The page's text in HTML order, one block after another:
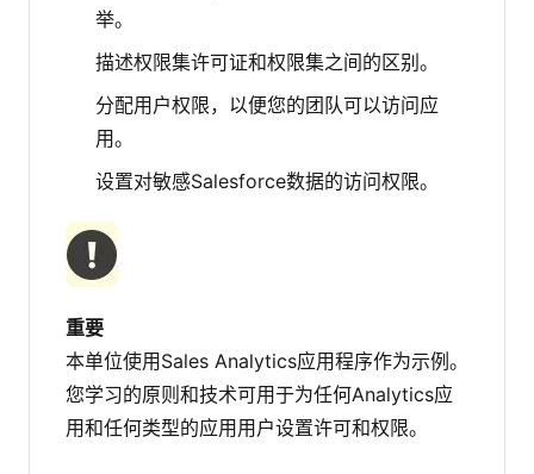
举。
描述权限集许可证和权限集之间的区别。
分配用户权限，以便您的团队可以访问应
用。
设置对敏感Salesforce数据的访问权限。
重要
本单位使用Sales Analytics应用程序作为示例。
您学习的原则和技术可用于为任何Analytics应
用和任何类型的应用用户设置许可和权限。